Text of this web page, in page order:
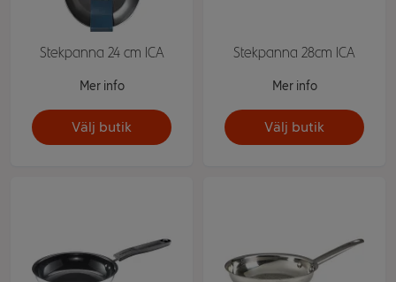
Stekpanna 24 cm ICA
Mer info
Välj butik
Stekpanna 28cm ICA
Mer info
Välj butik